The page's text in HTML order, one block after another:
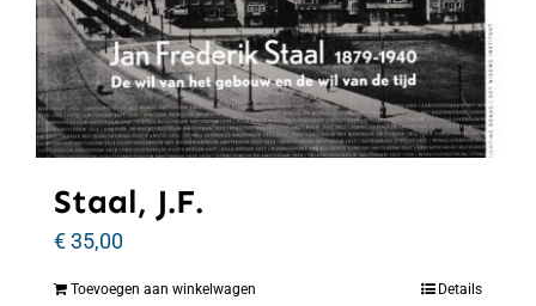
Staal, J.F.
€35,00
Toevoegen aan winkelwagen Details